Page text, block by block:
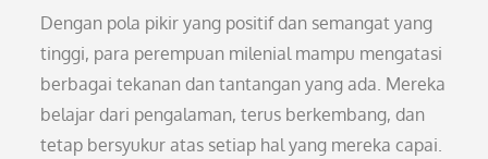
Dengan pola pikir yang positif dan semangat yang
tinggi, para perempuan milenial mampu mengatasi
berbagai tekanan dan tantangan yang ada. Mereka
belajar dari pengalaman, terus berkembang, dan
tetap bersyukur atas setiap hal yang mereka capai.